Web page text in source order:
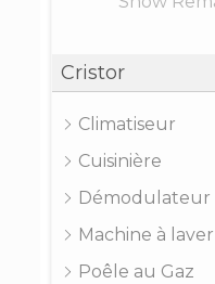
Cristor
Climatiseur
Cuisinière
Démodulateur
Machine à laver
Poêle au Gaz